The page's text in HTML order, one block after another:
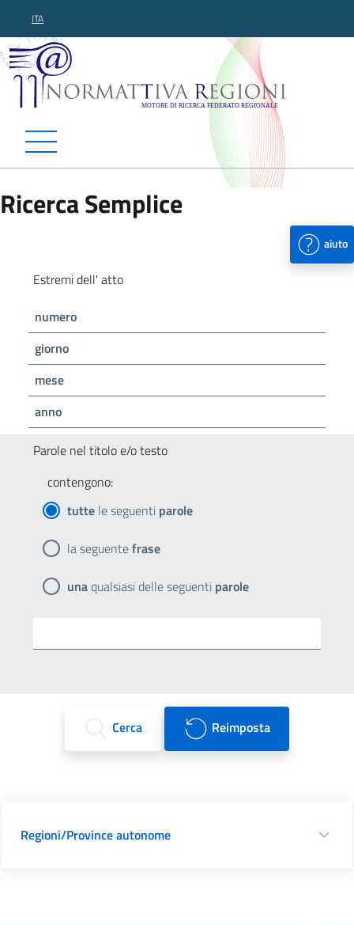
ITA
Normattiva Regioni -
Ricerca Semplice
aiuto
Estremi dell' atto
numero
giorno
mese
anno
Parole nel titolo e/o testo
contengono:
tutte le seguenti parole
la seguentefrase
unaqualsiasi delle seguenti parole
Cerca Reimposta
Regioni/Province autonome